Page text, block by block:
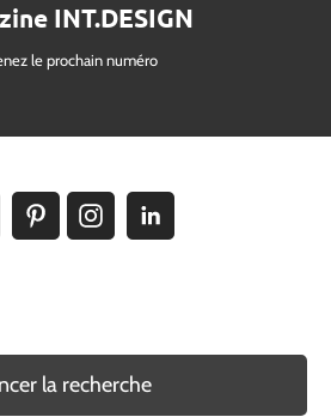
INT.DESIGN
le prochain numéro
la recherche